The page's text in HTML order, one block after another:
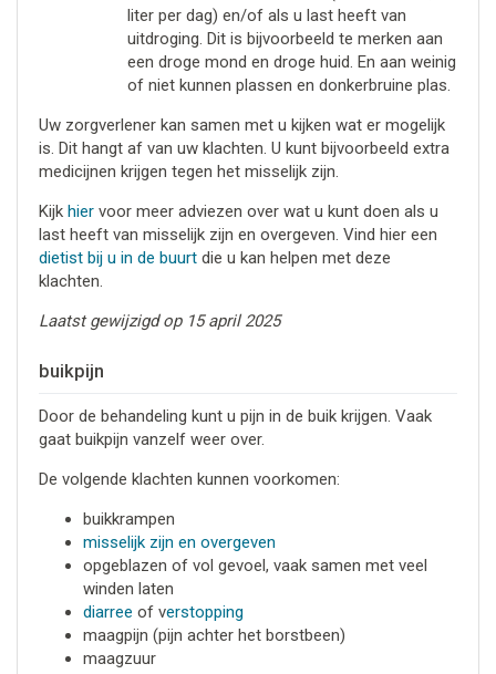
liter per dag) en/of als u last heeft van
uitdroging. Dit is bijvoorbeeld te merken aan
een droge mond en droge huid. En aan weinig
of niet kunnen plassen en donkerbruine plas.
Uw zorgverlener kan samen met u kijken wat er mogelijk
is. Dit hangt af van uw klachten. U kunt bijvoorbeeld extra
medicijnen krijgen tegen het misselijk zijn.
Kijk hiervoor meer adviezen over wat u kunt doen als u
last heeft van misselijk zijn en overgeven. Vind hier een
dietist bij u in de buurtdie u kan helpen met deze
klachten.
Laatst gewijzigd op 15 april 2025
buikpijn
Door de behandeling kunt u pijn in de buik krijgen. Vaak
gaat buikpijn vanzelf weer over.
De volgende klachten kunnen voorkomen:
buikkrampen
misselijk zijn en overgeven
opgeblazen of vol gevoel, vaak samen met veel
winden laten
diarree of verstopping
maagpijn (pijn achter het borstbeen)
maagzuur